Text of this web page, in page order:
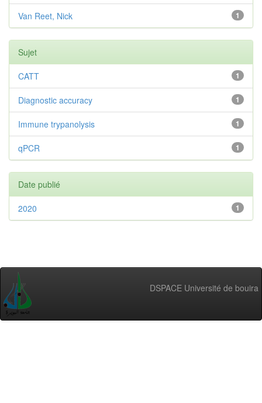
1
Van Reet, Nick
Sujet
1
CATT
1
Diagnostic accuracy
1
Immune trypanolysis
1
qPCR
Date publié
1
2020
DSPACE Université de bouira